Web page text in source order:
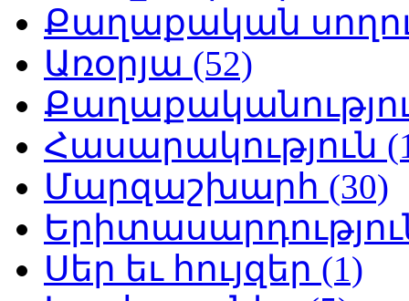
Քաղաքական
Առօրյա (52)
Հասարակություն
Մարզաշխարհ (30)
Սեր եւ հույզեր (1)